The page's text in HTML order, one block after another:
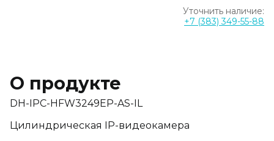
Уточнить наличие:
+7 (383) 349-55-88
О продукте
DH-IPC-HFW3249EP-AS-IL
Цилиндрическая IP-видеокамера